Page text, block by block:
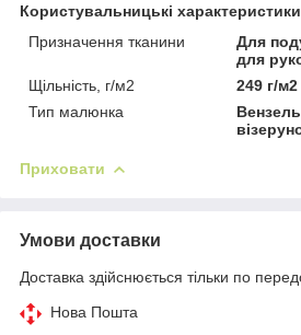
Користувальницькі характеристики
Призначення тканини
Для
для
Щільність, г/м2
249 г/м2
Тип малюнка
Приховати
Умови доставки
Доставка здійснюється тільки по
Нова Пошта